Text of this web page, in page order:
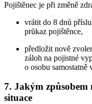
Pojištěnec je při změně
vrátit do 8 dnů
průkaz pojištěnce,
předložit nově
záloh na pojistné
o osobu samostatně
7. Jakým způsobem
situace